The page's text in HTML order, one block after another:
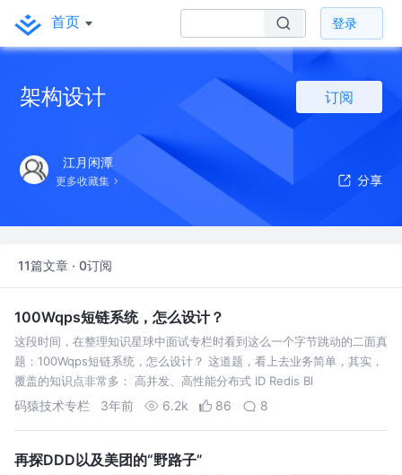
首页 登录
架构设计 订阅
江月闲潭
更多收藏集
11篇文章 · 0订阅
100Wqps短链系统，怎么设计？
这段时间，在整理知识星球中面试专栏时看到这么一个字节跳动的二面真
题：100Wqps短链系统，怎么设计？ 这道题，看上去业务简单，其实，
覆盖的知识点非常多： 高并发、高性能分布式 ID Redis Bl
码猿技术专栏 3年前 6.2k 86 8
再探DDD以及美团的“野路子”